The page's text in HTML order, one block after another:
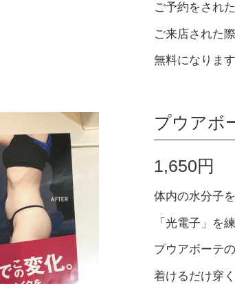
ご予約をされ
ご来店された
無料になります
プウアボ
1,650円
体内の水分子
「光電子」を
プウアボーテ
着けるだけ穿